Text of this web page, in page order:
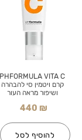
PHFORMULA VITA C
קרם ויטמין סי להבהרה
ושיפור מראה העור
440 ₪
להוסיף לסל